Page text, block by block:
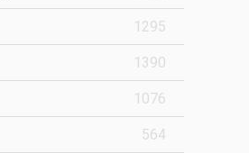
1295
1390
1076
564